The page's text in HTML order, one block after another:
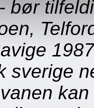
bør
sverige